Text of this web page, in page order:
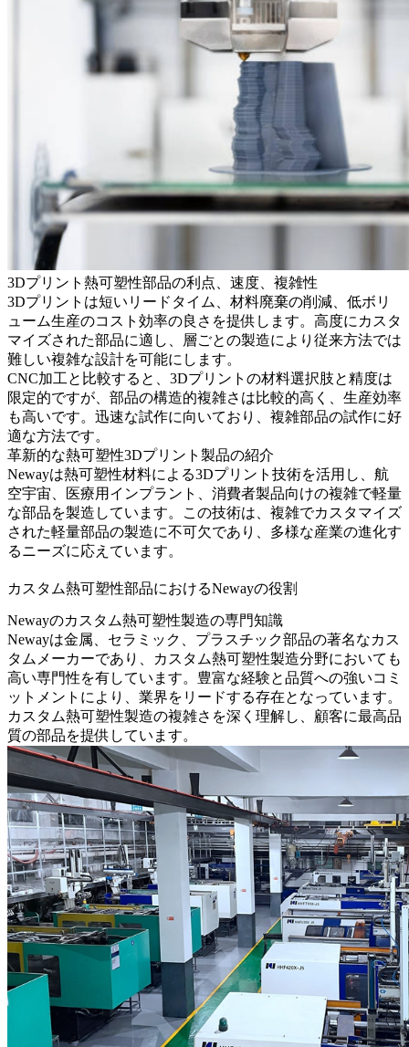
3Dプリント熱可塑性部品の利点、速度、複雑性
3Dプリントは短いリードタイム、材料廃棄の削減、低ボリ
ューム生産のコスト効率の良さを提供します。高度にカスタ
マイズされた部品に適し、層ごとの製造により従来方法では
難しい複雑な設計を可能にします。
CNC加工と比較すると、3Dプリントの材料選択肢と精度は
限定的ですが、部品の構造的複雑さは比較的高く、生産効率
も高いです。迅速な試作に向いており、複雑部品の試作に好
適な方法です。
革新的な熱可塑性3Dプリント製品の紹介
Newayは熱可塑性材料による3Dプリント技術を活用し、航
空宇宙、医療用インプラント、消費者製品向けの複雑で軽量
な部品を製造しています。この技術は、複雑でカスタマイズ
された軽量部品の製造に不可欠であり、多様な産業の進化す
るニーズに応えています。
カスタム熱可塑性部品におけるNewayの役割
Newayのカスタム熱可塑性製造の専門知識
Newayは金属、セラミック、プラスチック部品の著名なカス
タムメーカーであり、カスタム熱可塑性製造分野においても
高い専門性を有しています。豊富な経験と品質への強いコミ
ットメントにより、業界をリードする存在となっています。
カスタム熱可塑性製造の複雑さを深く理解し、顧客に最高品
質の部品を提供しています。